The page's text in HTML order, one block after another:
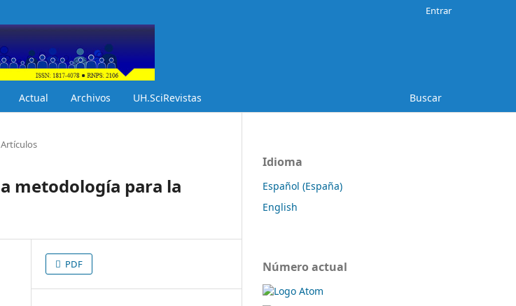
Actual Archivos UH.SciRevistas Buscar
Entrar
Artículos
metodología para la
PDF
Idioma
Español (España)
English
Número actual